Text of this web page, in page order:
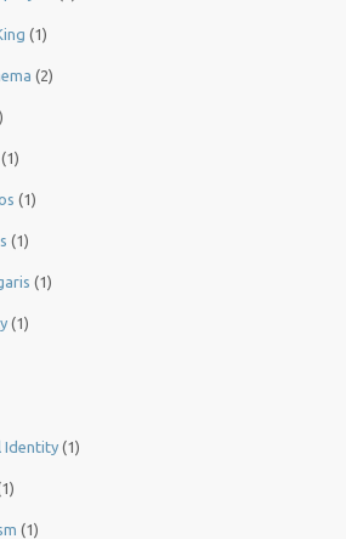
(1)
(2)
(1)
(1)
(1)
(1)
(1)
Identity (1)
(1)